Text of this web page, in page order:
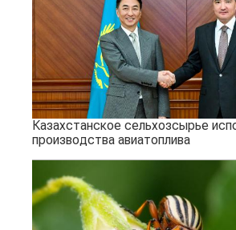
Казахстанское сельхозсырье
производства авиатоплива